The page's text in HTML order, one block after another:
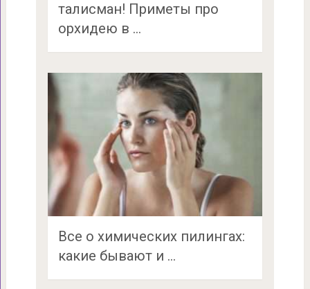
талисман! Приметы про
орхидею в …
Все о химических пилингах:
какие бывают и …